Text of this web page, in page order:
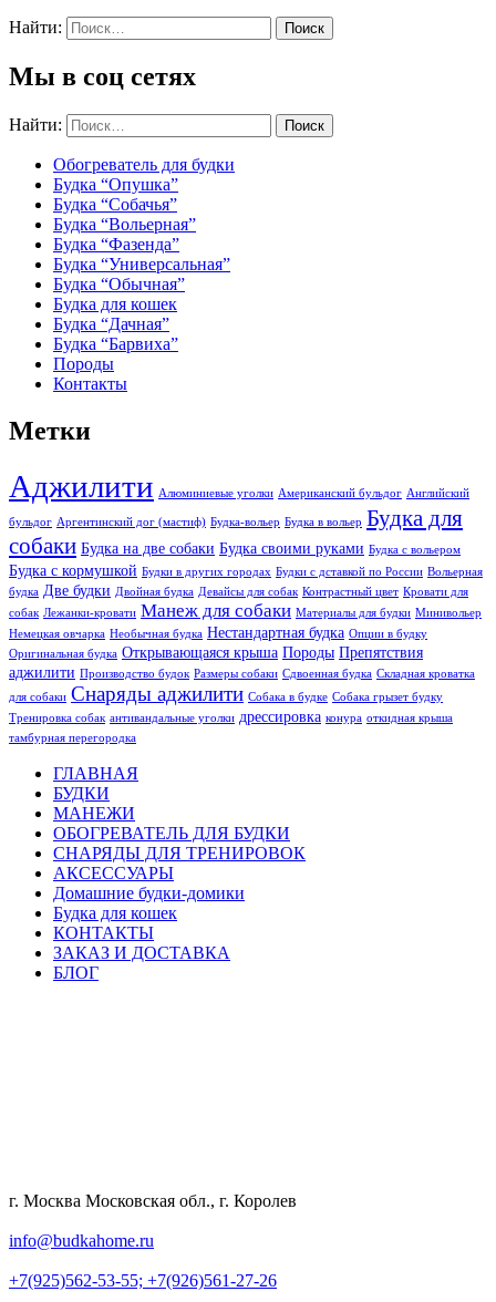
Найти:
Мы в соц сетях
Найти:
Обогреватель для будки
Будка “Опушка”
Будка “Собачья”
Будка “Вольерная”
Будка “Фазенда”
Будка “Универсальная”
Будка “Обычная”
Будка для кошек
Будка “Дачная”
Будка “Барвиха”
Породы
Контакты
Метки
Аджилити Алюминиевые уголки Американский бульдог Английский
бульдог Аргентинский дог (мастиф) Будка-вольер Будка в вольер Будка для
собаки Будка на две собаки Будка своими руками Будка с вольером
Будка с кормушкой Будки в других городах Будки с дставкой по России Вольерная
будка Две будки Двойная будка Девайсы для собак Контрастный цвет Кровати для
собак Лежанки-кровати Манеж для собаки Материалы для будки Минивольер
Немецкая овчарка Необычная будка Нестандартная будка Опции в будку
Оригинальная будка Открывающаяся крыша Породы Препятствия
аджилити Производство будок Размеры собаки Сдвоенная будка Складная кроватка
для собаки Снаряды аджилити Собака в будке Собака грызет будку
Тренировка собак антивандальные уголки дрессировка конура откидная крыша
тамбурная перегородка
ГЛАВНАЯ
БУДКИ
МАНЕЖИ
ОБОГРЕВАТЕЛЬ ДЛЯ БУДКИ
СНАРЯДЫ ДЛЯ ТРЕНИРОВОК
АКСЕССУАРЫ
Домашние будки-домики
Будка для кошек
КОНТАКТЫ
ЗАКАЗ И ДОСТАВКА
БЛОГ
г. Москва Московская обл., г. Королев
info@budkahome.ru
+7(925)562-53-55; +7(926)561-27-26